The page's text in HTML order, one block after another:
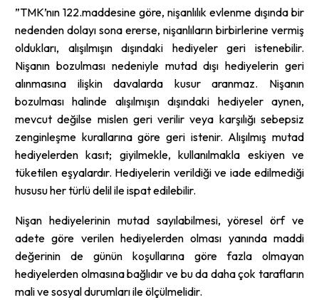
”TMK’nın 122.maddesine göre, nişanlılık evlenme dışında bir
nedenden dolayı sona ererse, nişanlıların birbirlerine vermiş
oldukları, alışılmışın dışındaki hediyeler geri istenebilir.
Nişanın bozulması nedeniyle mutad dışı hediyelerin geri
alınmasına ilişkin davalarda kusur aranmaz. Nişanın
bozulması halinde alışılmışın dışındaki hediyeler aynen,
mevcut değilse mislen geri verilir veya karşılığı sebepsiz
zenginleşme kurallarına göre geri istenir. Alışılmış mutad
hediyelerden kasıt; giyilmekle, kullanılmakla eskiyen ve
tüketilen eşyalardır. Hediyelerin verildiği ve iade edilmediği
hususu her türlü delil ile ispat edilebilir.
Nişan hediyelerinin mutad sayılabilmesi, yöresel örf ve
adete göre verilen hediyelerden olması yanında maddi
değerinin de günün koşullarına göre fazla olmayan
hediyelerden olmasına bağlıdır ve bu da daha çok tarafların
mali ve sosyal durumları ile ölçülmelidir.